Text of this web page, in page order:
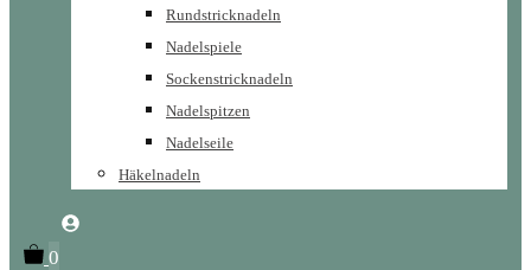
Rundstricknadeln
Nadelspiele
Sockenstricknadeln
Nadelspitzen
Nadelseile
Häkelnadeln
0